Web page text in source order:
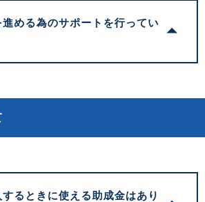
進める為のサポートを行ってい
するときに使える助成金はあり